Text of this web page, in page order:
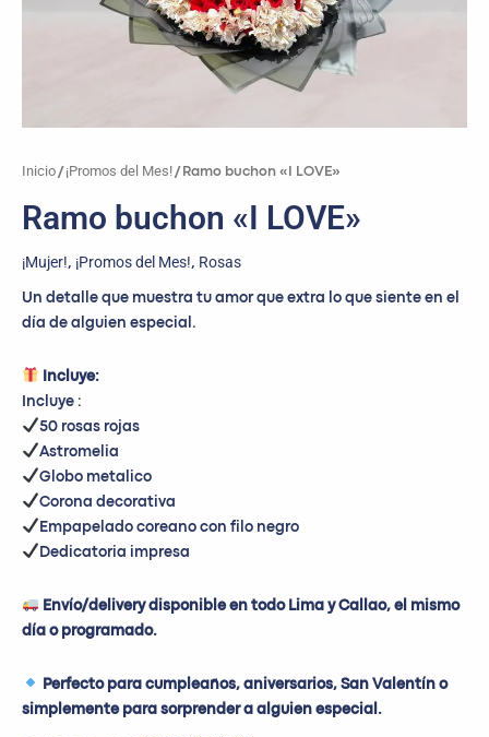
Inicio / ¡Promos del Mes! / Ramo buchon «I LOVE»
Ramo buchon «I LOVE»
¡Mujer!, ¡Promos del Mes!, Rosas
Un detalle que muestra tu amor que extra lo que siente en el
día de alguien especial.
Incluye:
Incluye :
50 rosas rojas
Astromelia
Globo metalico
Corona decorativa
Empapelado coreano con filo negro
Dedicatoria impresa
Envío/delivery disponible en todo Lima y Callao, el mismo
día o programado.
Perfecto para cumpleaños, aniversarios, San Valentín o
simplemente para sorprender a alguien especial.